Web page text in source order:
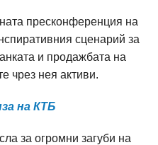
пресконференция на
сценарий за
и продажбата на
чрез нея активи.
на КТБ
за огромни загуби на